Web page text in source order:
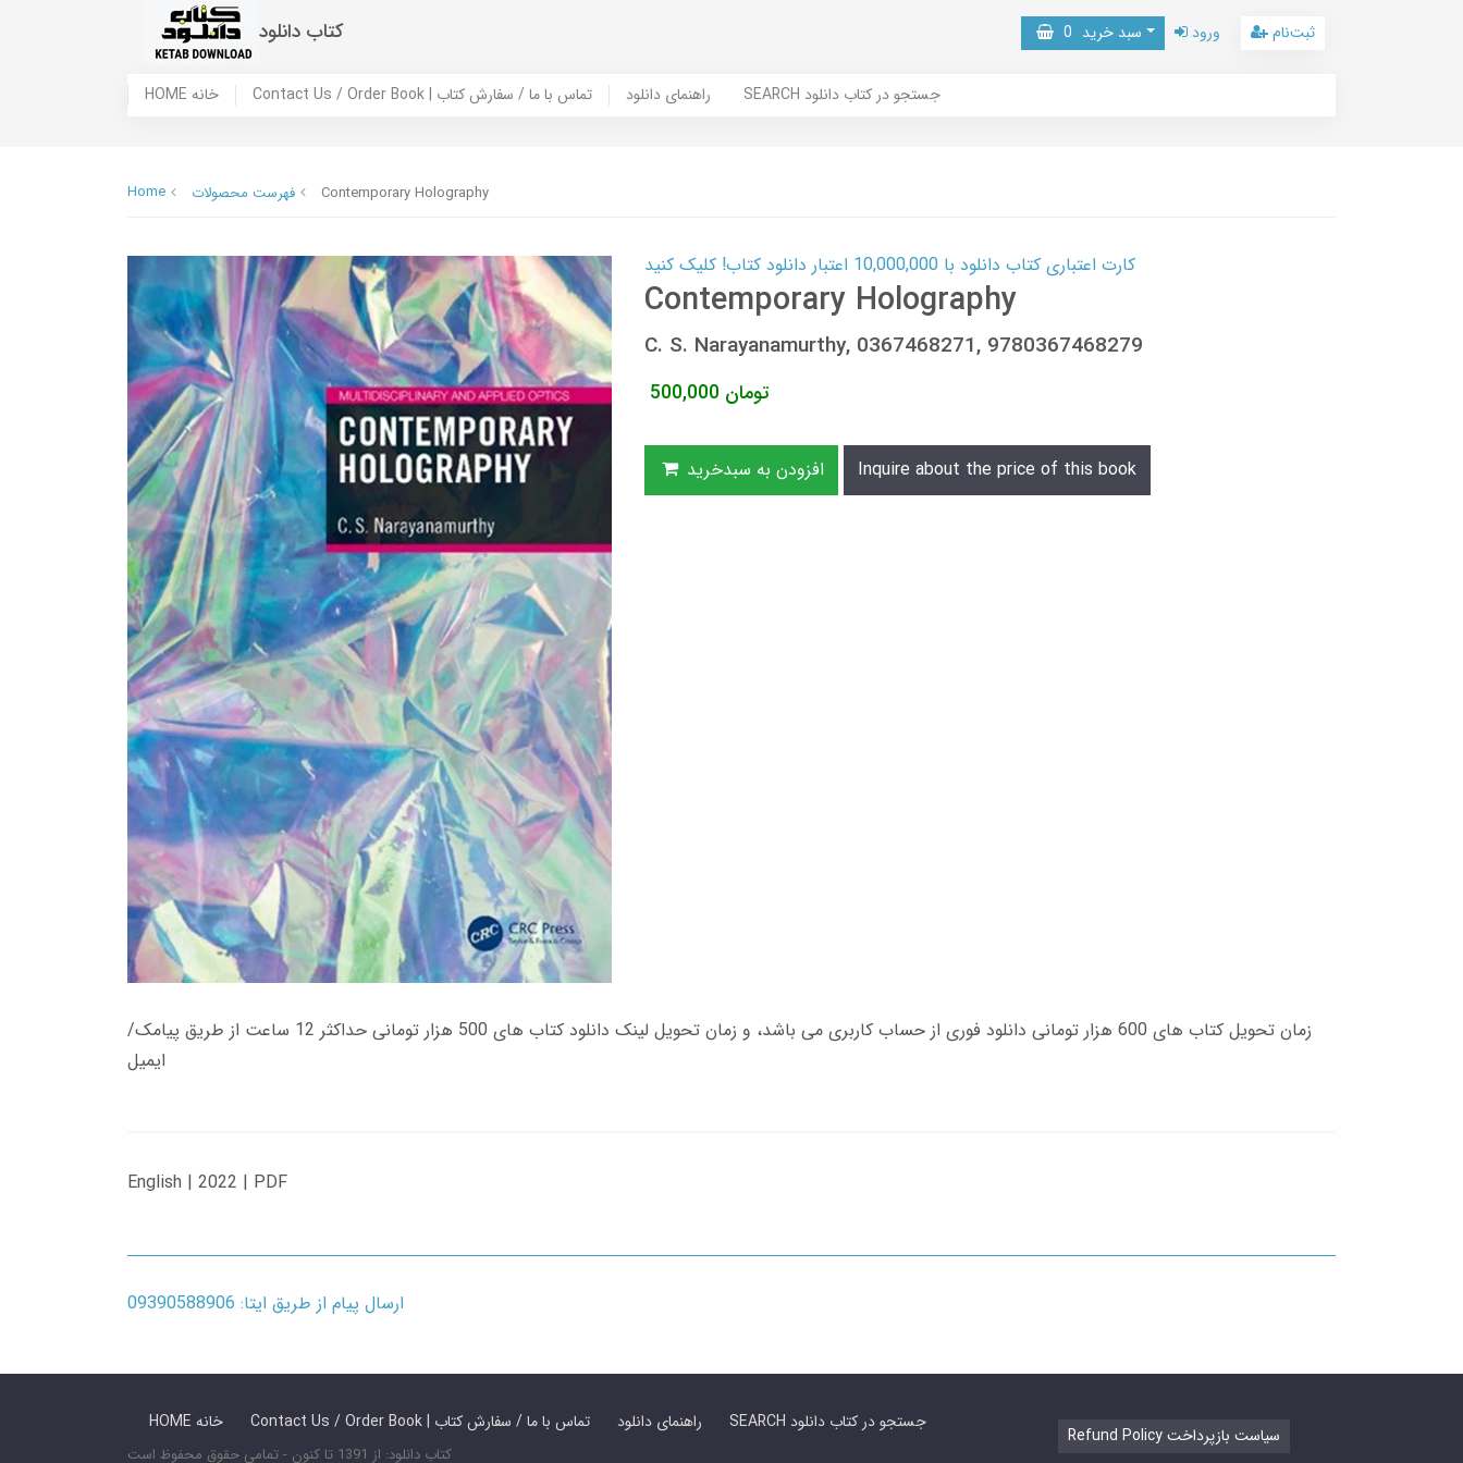
کتاب دانلود سبد خرید 0 ورود ثبت‌نام
HOME خانه Contact Us / Order Book | تماس با ما / سفارش کتاب راهنمای دانلود SEARCH جستجو در کتاب دانلود
Home فهرست محصولات Contemporary Holography
کارت اعتباری کتاب دانلود با 10,000,000 اعتبار دانلود کتاب! کلیک کنید
Contemporary Holography
C. S. Narayanamurthy, 0367468271, 9780367468279
500,000 تومان
افزودن به سبدخرید Inquire about the price of this book
زمان تحویل کتاب های 600 هزار تومانی دانلود فوری از حساب کاربری می باشد، و زمان تحویل لینک دانلود کتاب های 500 هزار تومانی حداکثر 12 ساعت از طریق پیامک/
ایمیل
English | 2022 | PDF
ارسال پیام از طریق ایتا: 09390588906
HOME خانه Contact Us / Order Book | تماس با ما / سفارش کتاب راهنمای دانلود SEARCH جستجو در کتاب دانلود
کتاب دانلود: از 1391 تا کنون - تمامی حقوق محفوظ است
Refund Policy سیاست بازپرداخت